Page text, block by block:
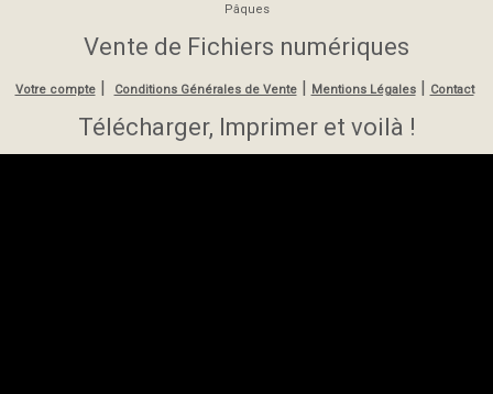
Pâques
Vente de Fichiers numériques
Votre compte| Conditions Générales de Vente| Mentions Légales Contact
Télécharger, Imprimer et voilà !